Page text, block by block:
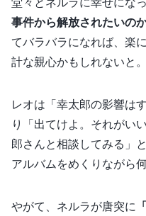
堂々とネルラに幸せにな
事件から解放されたいの
てバラバラになれば、楽
計な親心かもしれないと。
レオは「幸太郎の影響は
り「出てけよ。それがい
郎さんと相談してみる」
アルバムをめくりながら
やがて、ネルラが唐突に